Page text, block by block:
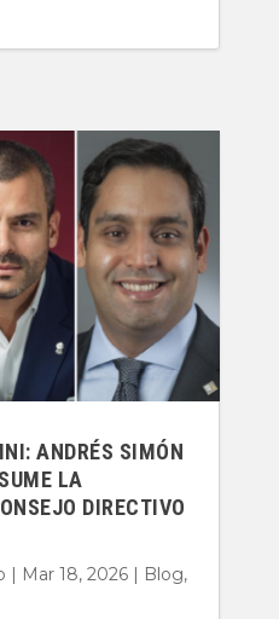
ANDRÉS SIMÓN
LA
DIRECTIVO
| Mar 18, 2026 | Blog,